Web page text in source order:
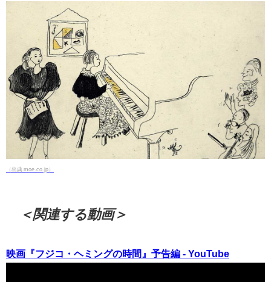
（出典 moe.co.jp）
＜関連する動画＞
映画『フジコ・ヘミングの時間』予告編 - YouTube